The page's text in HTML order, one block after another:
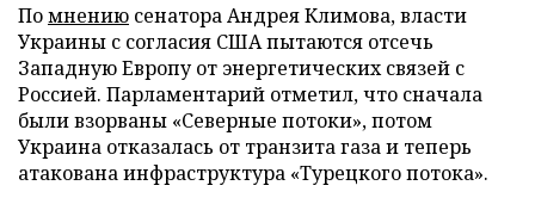
Помнению сенатора Андрея Климова, власти
Украины с согласия США пытаются отсечь
Западную Европу от энергетических связей с
Россией. Парламентарий отметил, что сначала
были взорваны «Северные потоки», потом
Украина отказалась от транзита газа и теперь
атакована инфраструктура «Турецкого потока».